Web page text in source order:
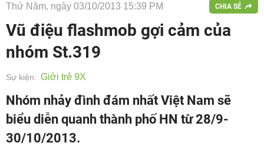
Thứ Năm, ngày 03/10/2013 15:39 PM CHIA SẺ
Vũ điệu flashmob gợi cảm của
nhóm St.319
Sự kiện: Giới trẻ 9X
Nhóm nhảy đình đám nhất Việt Nam sẽ
biểu diễn quanh thành phố HN từ 28/9-
30/10/2013.